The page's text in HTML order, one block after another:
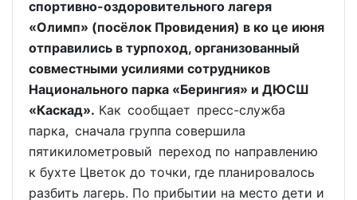
спортивно-оздоровительного лагеря
«Олимп» (посёлок Провидения) в ко це июня
отправились в турпоход, организованный
совместными усилиями сотрудников
Национального парка «Берингия» и ДЮСШ
«Каскад». Как сообщает пресс-служба
парка, сначала группа совершила
пятикилометровый переход по направлению
к бухте Цветок до точки, где планировалось
разбить лагерь. По прибытии на место дети и